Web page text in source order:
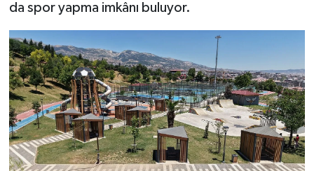
da spor yapma imkânı buluyor.